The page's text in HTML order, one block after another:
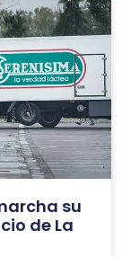
su
de La